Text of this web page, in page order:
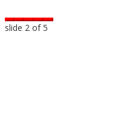
slide 2 of 5